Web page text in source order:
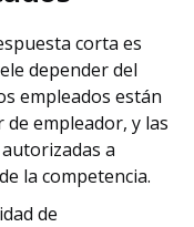
corta es
depender del
empleados están
empleador, y las
a
la competencia.
de